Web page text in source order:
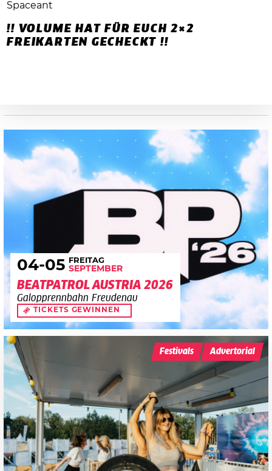
Spaceant
!! VOLUME HAT FÜR EUCH 2×2
FREIKARTEN GECHECKT !!
04-05 FREITAG
SEPTEMBER
BEATPATROL AUSTRIA 2026
Galopprennbahn Freudenau
TICKETS GEWINNEN
Festivals Advertorial